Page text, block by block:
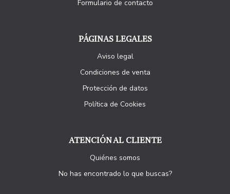
Formulario de contacto
PÁGINAS LEGALES
Aviso legal
Condiciones de venta
Protección de datos
Política de Cookies
ATENCIÓN AL CLIENTE
Quiénes somos
No has encontrado lo que buscas?